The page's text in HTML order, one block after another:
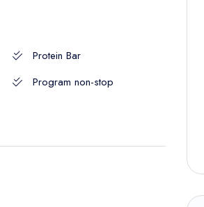
Protein Bar
Program non-stop